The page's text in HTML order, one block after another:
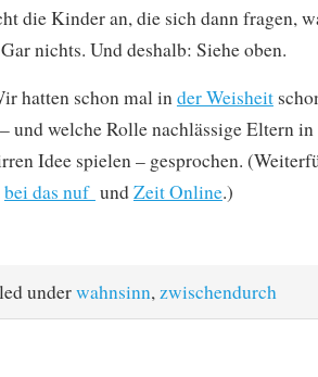
die Kinder an, die sich dann fragen,
nichts. Und deshalb: Siehe oben.
hatten schon mal in der Weisheit
und welche Rolle nachlässige Eltern
Idee spielen – gesprochen.
bei das nuf undZeit Online.)
underwahnsinn, zwischendurch